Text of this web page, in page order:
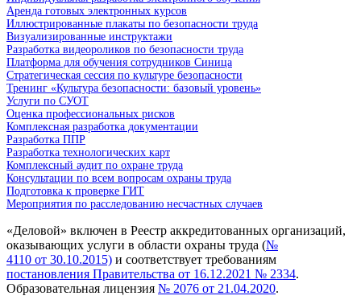
Аренда готовых электронных курсов
Иллюстрированные плакаты по безопасности труда
Визуализированные инструктажи
Разработка видеороликов по безопасности труда
Платформа для обучения сотрудников Синица
Стратегическая сессия по культуре безопасности
Тренинг «Культура безопасности: базовый уровень»
Услуги по СУОТ
Оценка профессиональных рисков
Комплексная разработка документации
Разработка ППР
Разработка технологических карт
Комплексный аудит по охране труда
Консультации по всем вопросам охраны труда
Подготовка к проверке ГИТ
Мероприятия по расследованию несчастных случаев
«Деловой» включен в Реестр аккредитованных организаций,
оказывающих услуги в области охраны труда (№
4110 от 30.10.2015) и соответствует требованиям
постановления Правительства от 16.12.2021 № 2334.
Образовательная лицензия № 2076 от 21.04.2020.